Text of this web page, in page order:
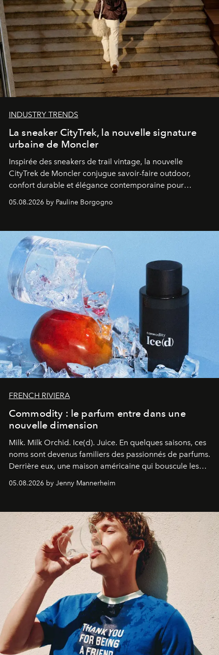
INDUSTRY TRENDS
La sneaker CityTrek, la nouvelle signature
urbaine de Moncler
Inspirée des sneakers de trail vintage, la nouvelle
CityTrek de Moncler conjugue savoir-faire outdoor,
confort durable et élégance contemporaine pour
accompagner les explorations du quotidien.
05.08.2026 by Pauline Borgogno
FRENCH RIVIERA
Commodity : le parfum entre dans une
nouvelle dimension
Milk. Milk Orchid. Ice(d). Juice. En quelques saisons, ces
noms sont devenus familiers des passionnés de parfums.
Derrière eux, une maison américaine qui bouscule les
codes de la parfumerie contemporaine en proposant
une approche aussi intuitive que personnelle :
05.08.2026 by Jenny Mannerheim